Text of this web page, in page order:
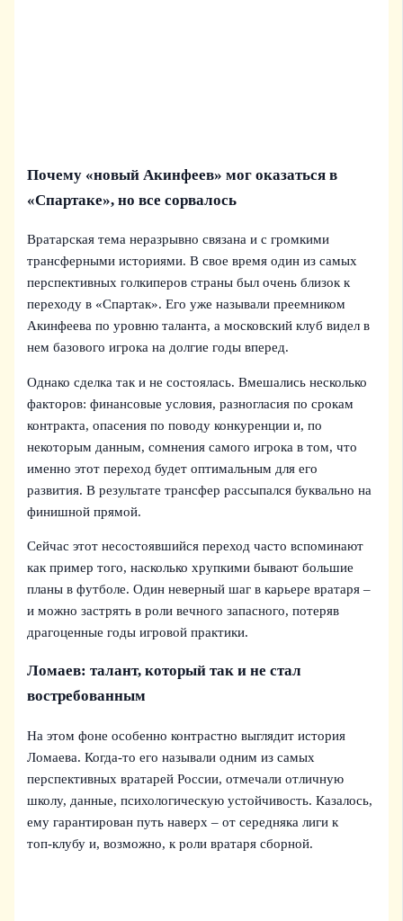
Почему «новый Акинфеев» мог оказаться в
«Спартаке», но все сорвалось
Вратарская тема неразрывно связана и с громкими
трансферными историями. В свое время один из самых
перспективных голкиперов страны был очень близок к
переходу в «Спартак». Его уже называли преемником
Акинфеева по уровню таланта, а московский клуб видел в
нем базового игрока на долгие годы вперед.
Однако сделка так и не состоялась. Вмешались несколько
факторов: финансовые условия, разногласия по срокам
контракта, опасения по поводу конкуренции и, по
некоторым данным, сомнения самого игрока в том, что
именно этот переход будет оптимальным для его
развития. В результате трансфер рассыпался буквально на
финишной прямой.
Сейчас этот несостоявшийся переход часто вспоминают
как пример того, насколько хрупкими бывают большие
планы в футболе. Один неверный шаг в карьере вратаря –
и можно застрять в роли вечного запасного, потеряв
драгоценные годы игровой практики.
Ломаев: талант, который так и не стал
востребованным
На этом фоне особенно контрастно выглядит история
Ломаева. Когда‑то его называли одним из самых
перспективных вратарей России, отмечали отличную
школу, данные, психологическую устойчивость. Казалось,
ему гарантирован путь наверх – от середняка лиги к
топ‑клубу и, возможно, к роли вратаря сборной.